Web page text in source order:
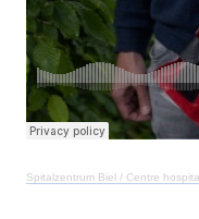
Spitalzentrum Biel / Centre